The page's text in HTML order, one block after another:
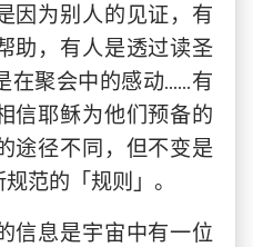
因为别人的见证，有
助，有人是透过读圣
在聚会中的感动……有
信耶稣为他们预备的
途径不同，但不变是
范的「规则」。
息是宇宙中有一位